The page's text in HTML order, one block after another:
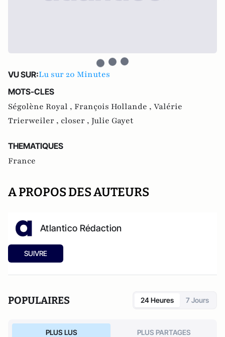
VU SUR:Lu sur 20 Minutes
MOTS-CLES
Ségolène Royal , François Hollande , Valérie
Trierweiler , closer , Julie Gayet
THEMATIQUES
France
A PROPOS DES AUTEURS
Atlantico Rédaction
SUIVRE
POPULAIRES 24 Heures 7 Jours
PLUS LUS PLUS PARTAGES